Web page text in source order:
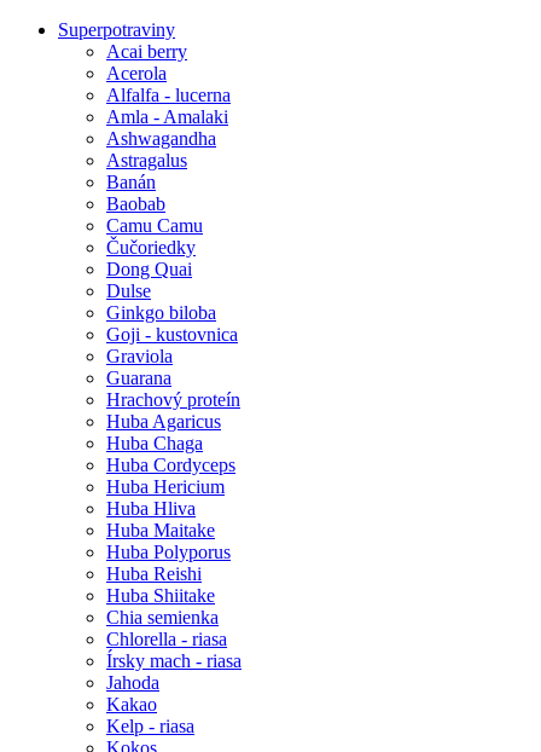
Superpotraviny
Acai berry
Acerola
Alfalfa - lucerna
Amla - Amalaki
Ashwagandha
Astragalus
Banán
Baobab
Camu Camu
Čučoriedky
Dong Quai
Dulse
Ginkgo biloba
Goji - kustovnica
Graviola
Guarana
Hrachový proteín
Huba Agaricus
Huba Chaga
Huba Cordyceps
Huba Hericium
Huba Hliva
Huba Maitake
Huba Polyporus
Huba Reishi
Huba Shiitake
Chia semienka
Chlorella - riasa
Írsky mach - riasa
Jahoda
Kakao
Kelp - riasa
Kokos